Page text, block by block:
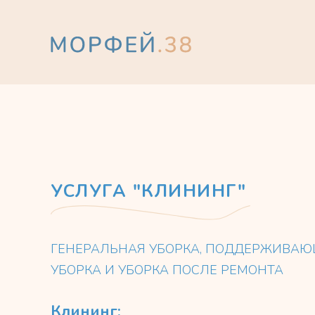
УСЛУГА "КЛИНИНГ"
ГЕНЕРАЛЬНАЯ УБОРКА,
УБОРКА И УБОРКА ПОСЛЕ РЕМОНТА